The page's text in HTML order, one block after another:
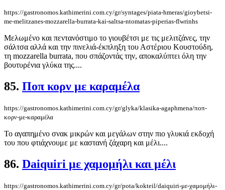
https://gastronomos.kathimerini.com.cy/gr/syntages/piata-hmeras/gioybetsi-
me-melitzanes-mozzarella-burrata-kai-saltsa-ntomatas-piperias-flwrinhs
Μελωμένο και πεντανόστιμο το γιουβέτσι με τις μελιτζάνες, την
σάλτσα αλλά και την πινελιά-έκπληξη του Αστέριου Κουστούδη,
τη mozzarella burrata, που σπάζοντάς την, αποκαλύπτει όλη την
βουτυρένια γλύκα της....
85. Ποπ κορν με καραμέλα
https://gastronomos.kathimerini.com.cy/gr/glyka/klasika-agaphmena/ποπ-
κορν-με-καραμέλα
Το αγαπημένο σνακ μικρών και μεγάλων στην πιο γλυκιά εκδοχή
του που φτιάχνουμε με καστανή ζάχαρη και μέλι....
86. Daiquiri με χαμομήλι και μέλι
https://gastronomos.kathimerini.com.cy/gr/pota/kokteil/daiquiri-με-χαμομήλι-